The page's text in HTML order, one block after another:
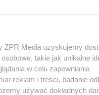
ZPR Media uzyskujemy
takie jak unikalne
w celu zapewniania
reklam i treści, badanie
używać dokładnych